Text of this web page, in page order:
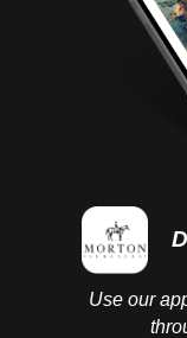
Use our